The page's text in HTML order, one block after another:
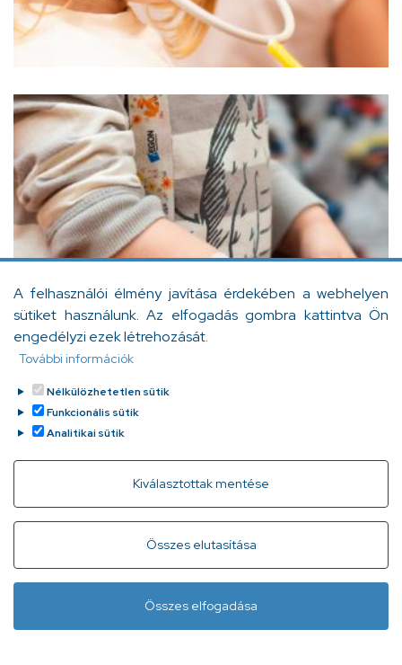
A felhasználói élmény javítása érdekében a webhelyen
sütiket használunk. Az elfogadás gombra kattintva Ön
engedélyzi ezek létrehozását.
További információk
Nélkülözhetetlen sütik
Funkcionális sütik
Analitikai sütik
Kiválasztottak mentése
Összes elutasítása
Withdraw consent
Összes elfogadása